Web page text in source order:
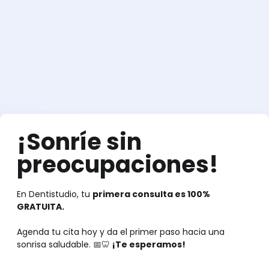
¡Sonríe sin
preocupaciones!
En Dentistudio, tu primera consulta es 100%
GRATUITA.
Agenda tu cita hoy y da el primer paso hacia una
sonrisa saludable. 📅🦷 ¡Te esperamos!